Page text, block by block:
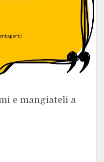
e mangiateli a